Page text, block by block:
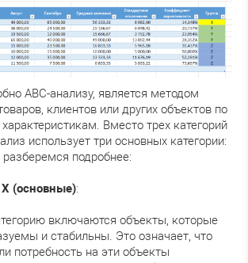
ABC-анализу, является методом
клиентов или других объектов по
Вместо трех категорий
использует три основных категории:
подробнее:
X (основные):
включаются объекты, которые
и стабильны. Это означает, что
потребность на эти объекты